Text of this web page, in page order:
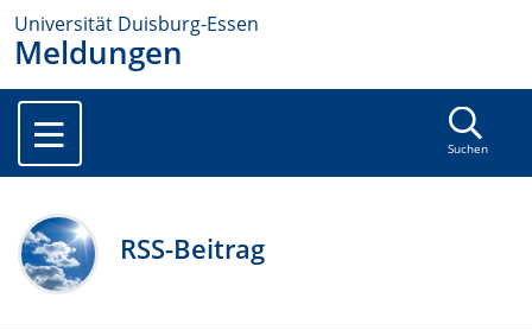
Universität Duisburg-Essen
Meldungen
Suchen
RSS-Beitrag